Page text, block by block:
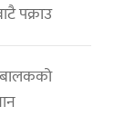
पक्राउ
बालकको